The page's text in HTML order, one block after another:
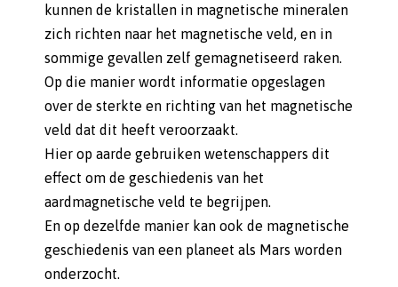
kunnen de kristallen in magnetische mineralen
zich richten naar het magnetische veld, en in
sommige gevallen zelf gemagnetiseerd raken.
Op die manier wordt informatie opgeslagen
over de sterkte en richting van het magnetische
veld dat dit heeft veroorzaakt.
Hier op aarde gebruiken wetenschappers dit
effect om de geschiedenis van het
aardmagnetische veld te begrijpen.
En op dezelfde manier kan ook de magnetische
geschiedenis van een planeet als Mars worden
onderzocht.